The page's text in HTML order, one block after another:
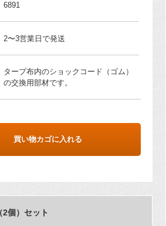
6891
2〜3営業日で発送
タープ布内のショックコード（ゴム）
の交換用部材です。
買い物カゴに入れる
個）セット